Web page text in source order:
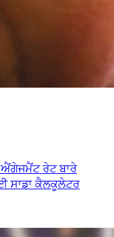
ਐਂਗੇਜਮੈਂਟ ਰੇਟ ਬਾਰੇ
ਸਾਡਾ ਕੈਲਕੂਲੇਟਰ